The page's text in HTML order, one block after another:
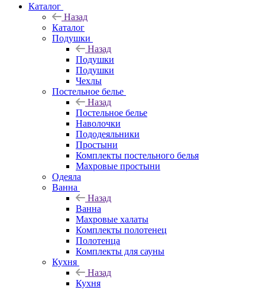
Каталог
Назад
Каталог
Подушки
Назад
Подушки
Подушки
Чехлы
Постельное белье
Назад
Постельное белье
Наволочки
Пододеяльники
Простыни
Комплекты постельного белья
Махровые простыни
Одеяла
Ванна
Назад
Ванна
Махровые халаты
Комплекты полотенец
Полотенца
Комплекты для сауны
Кухня
Назад
Кухня